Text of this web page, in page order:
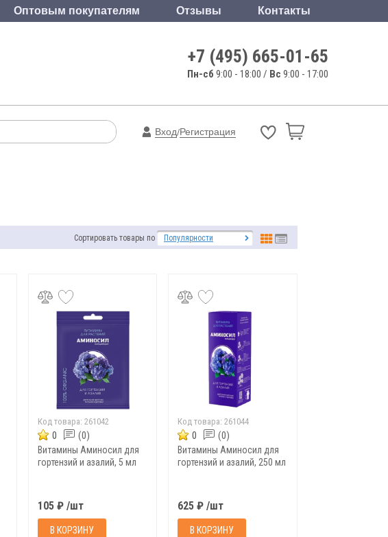
Оптовым покупателям Отзывы Контакты
+7 (495) 665-01-65
Пн-сб 9:00 - 18:00 / Вс 9:00 - 17:00
Вход/Регистрация
Сортировать товары по Популярности
Код товара: 261042
0 (0)
Витамины Аминосил для
гортензий и азалий, 5 мл
105 ₽ /шт
В КОРЗИНУ
Код товара:261044
0 (0)
Витамины Аминосил для
гортензий и азалий, 250 мл
625 ₽ /шт
В КОРЗИНУ